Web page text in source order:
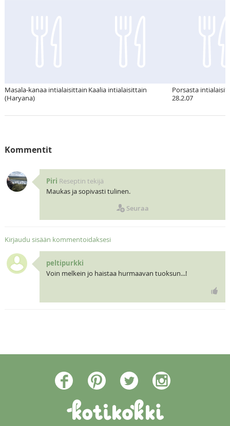
Masala-kanaa intialaisittain
(Haryana)
Kaalia intialaisittain
Porsasta
28.2.07
Kommentit
Piri Reseptin tekijä
Maukas ja sopivasti tulinen.
Seuraa
Kirjaudu sisään kommentoidaksesi
peltipurkki
Voin melkein jo haistaa hurmaavan tuoksun...!